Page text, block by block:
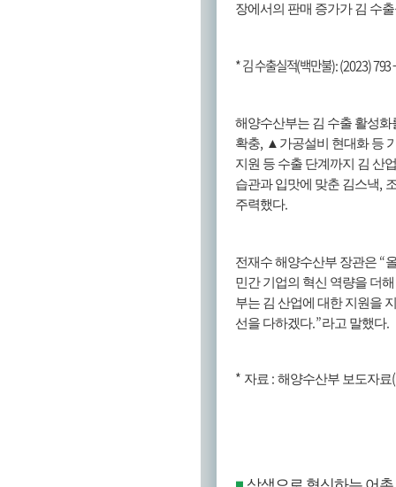
장에서의 판매 증가가 김 수
*김 수출실적(백만불): (2023) 793
해양수산부는 김 수출 활성
확충, ▲ 가공설비 현대화 등
지원 등 수출 단계까지 김 산
습관과 입맛에 맞춘 김스낵,
주력했다.
전재수 해양수산부 장관은 “
민간 기업의 혁신 역량을 더
부는 김 산업에 대한 지원을
선을 다하겠다.”라고 말했다.
* 자료 : 해양수산부 보도자료